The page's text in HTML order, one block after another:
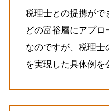
税理士との提携がで
どの富裕層にアプ
なのですが、税理士
を実現した具体例を